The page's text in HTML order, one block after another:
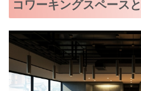
コワーキングスペース